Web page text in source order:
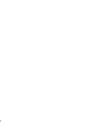
تحميل التطبيق وإنشاء حساب مستخدم جديد